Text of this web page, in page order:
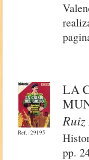
Ref.: 29195
LA
pp.